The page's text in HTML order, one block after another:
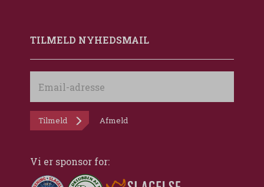
TILMELD NYHEDSMAIL
adresse
Tilmeld Afmeld
Vi er sponsor for: